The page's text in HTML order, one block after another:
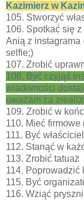
Kazimierz w
105. Stworzyć
106. Spotkać się
Anią z
selfie;)
107. Zrobić
108. Być czyjąś
wiadomości
uważam za
109. Zrobić w
110. Mieć firmowe
111. Być
112. Stanąć w
113. Zrobić tatuaż
114. Poprowadzić
115. Być
116. Wziąć